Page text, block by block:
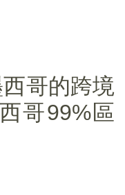
哥的跨境
哥99%區